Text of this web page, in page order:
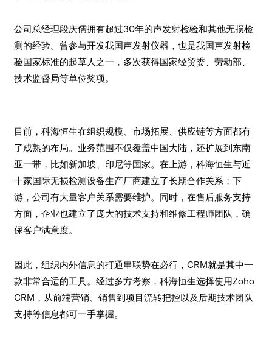
公司总经理段庆儒拥有超过30年的声发射检验和其他无损检
测的经验。曾参与开发我国声发射仪器，也是我国声发射检
验国家标准的起草人之一，多次获得国家经贸委、劳动部、
技术监督局等单位奖项。
目前，科海恒生在组织规模、市场拓展、供应链等方面都有
了成熟的布局。业务范围不仅覆盖中国大陆，还扩展到东南
亚一带，比如新加坡、印尼等国家。在上游，科海恒生与近
十家国际无损检测设备生产厂商建立了长期合作关系；下
游，公司有大量客户关系需要维护。同时，在售后服务支持
方面，企业也建立了庞大的技术支持和维修工程师团队，确
保客户满意度。
因此，组织内外信息的打通串联势在必行，CRM就是其中一
款非常合适的工具。经过多方考察，科海恒生选择使用Zoho
CRM，从前端营销、销售到项目流转把控以及后期技术团队
支持等信息都可一手掌握。